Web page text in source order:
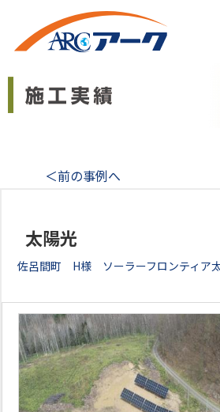
＜前の事例へ
太陽光
佐呂間町 H様 ソーラーフロンティア